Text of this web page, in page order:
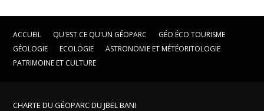
ACCUEIL QU'EST CE QU'UN GÉOPARC
GÉO ÉCO TOURISME
GÉOLOGIE
ECOLOGIE
ASTRONOMIE ET MÉTÉORITOLOGIE
PATRIMOINE ET CULTURE
CHARTE DU GÉOPARC DU JBEL BANI